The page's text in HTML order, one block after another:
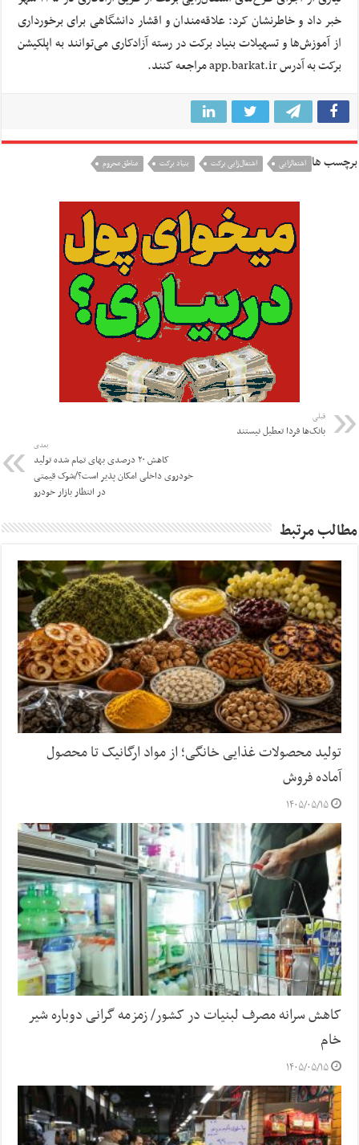
خبر داد و خاطرنشان کرد: علاقه‌مندان و اقشار دانشگاهی برای برخورداری
از آموزش‌ها و تسهیلات بنیاد برکت در رسته آزادکاری می‌توانند به اپلکیشن
برکت به آدرس app.barkat.ir مراجعه کنند.
برچسب ها اشتغالزایی اشتغال‌زایی برکت بنیاد برکت مناطق محروم
قبلی
بانک‌ها فردا تعطیل نیستند
بعدی
کاهش ۲۰ درصدی بهای تمام شده تولید
خودروی داخلی امکان پذیر است؟/شوک قیمتی
در انتظار بازار خودرو
مطالب مرتبط
تولید محصولات غذایی خانگی؛ از مواد ارگانیک تا محصول
آماده فروش
۱۴۰۵/۰۵/۱۵
کاهش سرانه مصرف لبنیات در کشور/ زمزمه گرانی دوباره شیر
خام
۱۴۰۵/۰۵/۱۵